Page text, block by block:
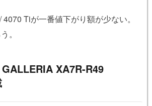
Tiが一番値下がり額が少ない。
。
GALLERIA XA7R-R49